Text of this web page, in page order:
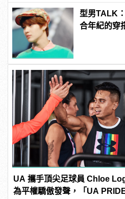
型男TALK
合年紀的穿
UA 攜手頂尖足球員 Chloe
為平權驕傲發聲，「UA